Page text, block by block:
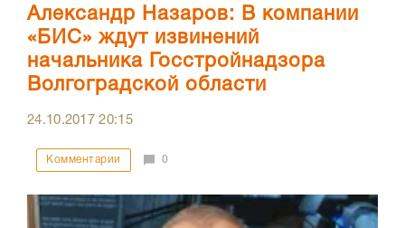
Александр Назаров: В компании
«БИС» ждут извинений
начальника Госстройнадзора
Волгоградской области
24.10.201720:15
Комментарии 0